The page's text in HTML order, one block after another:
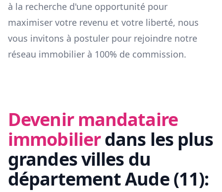
à la recherche d'une opportunité pour
maximiser votre revenu et votre liberté, nous
vous invitons à postuler pour rejoindre notre
réseau immobilier à 100% de commission.
Devenir mandataire
immobilierdans les plus
grandes villes du
départementAude(11):